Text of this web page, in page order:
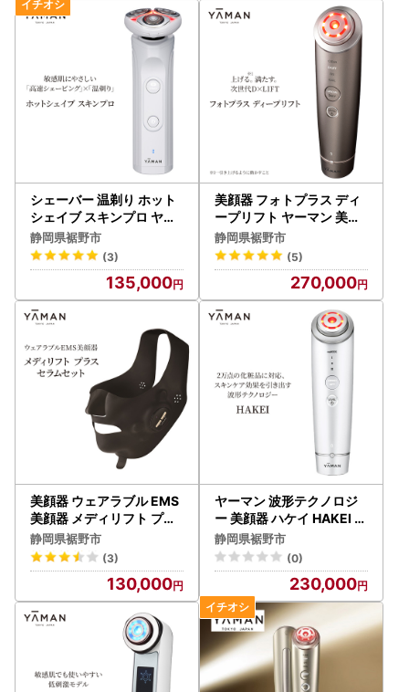
シェーバー 温剃り ホット
シェイブ スキンプロ ヤー
マン 髭剃り スキンケア メ
ンズ
静岡県裾野市
(3)
135,000
美顔器 フォトプラス ディ
ープリフト ヤーマン 美容
家電 美容 家電 多機能 スキ
ンケア
静岡県裾野市
(5)
270,000
美顔器 ウェアラブル EMS
美顔器 メディリフト プラ
ス セラム セット ヤーマン
美容
静岡県裾野市
(3)
130,000
ヤーマン 波形テクノロジ
ー 美顔器 ハケイ HAKEI Y
JFA0W YA-MAN スキン
ケア 専用アプリ対応 浸透*
1 リフト*2 多機能 美顔器
毛穴 フェイシャル LED 美
容家電
静岡県裾野市
(0)
230,000